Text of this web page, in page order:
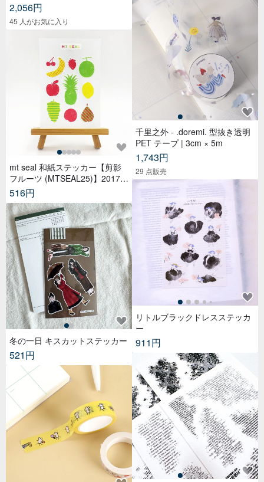
2,056円
45 人がお気に入り
mt seal 和紙ステッカー【剪影
フルーツ (MTSEAL25)】2017A
W
516円
冬の一日 キスカットステッカー
521円
千里之外 - .doremi. 型抜き透明
PET テープ | 3cm × 5m
1,743円
29 点販売
リトルブラックドレスステッカ
ー
911円